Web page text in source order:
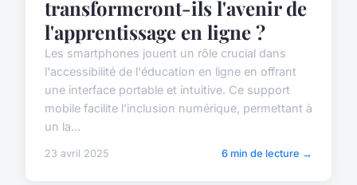
transformeront-ils l'avenir de
l'apprentissage en ligne ?
Les smartphones jouent un rôle crucial dans
l'accessibilité de l'éducation en ligne en offrant
une interface portable et intuitive. Ce support
mobile facilite l'inclusion numérique, permettant à
un la...
23 avril 2025 6 min de lecture →